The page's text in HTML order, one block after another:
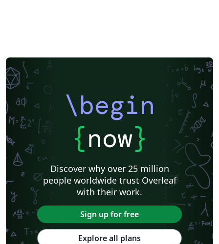
\begin
{now}
Discover why over 25 million
people worldwide trust Overleaf
with their work.
Sign up for free
Explore all plans